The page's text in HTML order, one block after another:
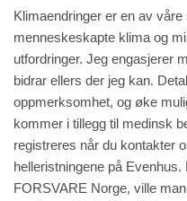
Klimaendringer er en av
menneskeskapte klima og
utfordringer. Jeg engasjerer
bidrar ellers der jeg kan.
oppmerksomhet, og øke
kommer i tillegg til medinsk
registreres når du kontakter
helleristningene på
FORSVARE Norge, ville